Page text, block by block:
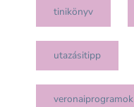
tinikönyv
utazásitipp
veronaiprogramok